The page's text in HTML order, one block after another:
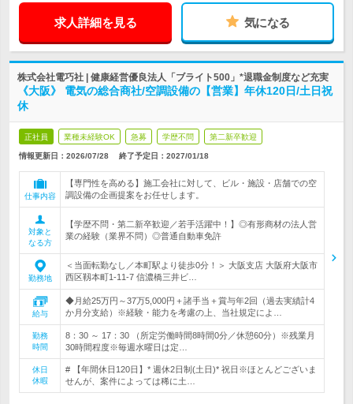
求人詳細を見る 気になる
株式会社電巧社 | 健康経営優良法人「ブライト500」*退職金制度など充実
《大阪》 電気の総合商社/空調設備の【営業】年休120日/土日祝
休
正社員 業種未経験OK 急募 学歴不問 第二新卒歓迎
情報更新日：2026/07/28 終了予定日： 2027/01/18
仕事内容
【専門性を高める】施工会社に対して、ビル・施設・店舗での空
調設備の企画提案をお任せします。
対象と
なる方
【学歴不問・第二新卒歓迎／若手活躍中！】◎有形商材の法人営
業の経験（業界不問）◎普通自動車免許
勤務地
＜当面転勤なし／本町駅より徒歩0分！＞ 大阪支店 大阪府大阪市
西区靱本町1-11-7 信濃橋三井ビ…
給与
◆月給25万円～37万5,000円＋諸手当＋賞与年2回（過去実績計4
か月分支給）※経験・能力を考慮の上、当社規定によ…
勤務
時間
8：30 ～ 17：30 （所定労働時間8時間0分／休憩60分）※残業月
30時間程度※毎週水曜日は定…
休日
休暇
# 【年間休日120日】* 週休2日制(土日)* 祝日※ほとんどございま
せんが、案件によっては稀に土…